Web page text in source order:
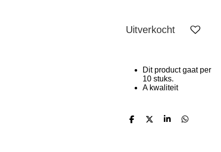
Uitverkocht
Dit product gaat per
10 stuks.
A kwaliteit
D
D
S
D